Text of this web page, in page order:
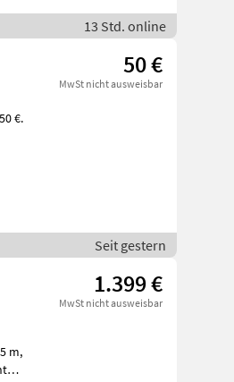
13 Std. online
50 €
MwSt nicht ausweisbar
Seit gestern
1.399 €
MwSt nicht ausweisbar